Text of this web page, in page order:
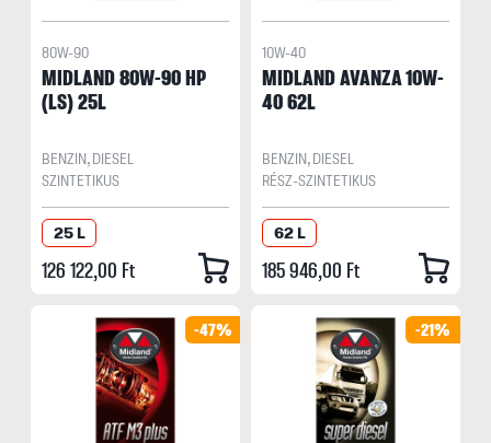
80W-90
MIDLAND 80W-90 HP
(LS) 25L
BENZIN, DIESEL
SZINTETIKUS
25 L
126 122,00 Ft
10W-40
MIDLAND AVANZA 10W-
40 62L
BENZIN, DIESEL
RÉSZ-SZINTETIKUS
62 L
185 946,00 Ft
-47% -21%